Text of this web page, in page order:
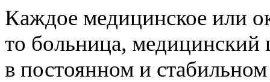
Каждое медицинское или
то больница,
в постоянном и